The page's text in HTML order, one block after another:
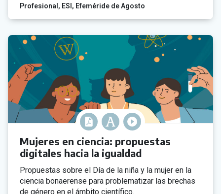
Profesional
ESI Efeméride de Agosto
Mujeres en ciencia: propuestas
digitales hacia la igualdad
Propuestas sobre el Día de la niña y la mujer en la
ciencia bonaerense para problematizar las brechas
de género en el ámbito científico.